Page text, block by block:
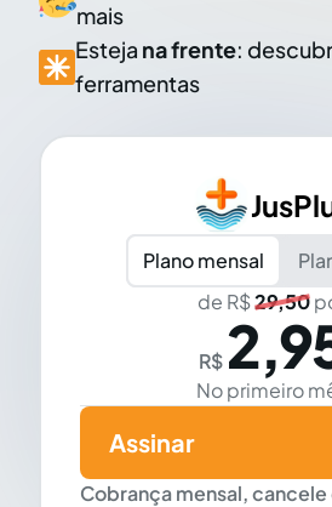
mais
Esteja na frente:
ferramentas
Plano mensal
de R$29,50
R$
No primeiro
Cobrança mensal,
Assinar